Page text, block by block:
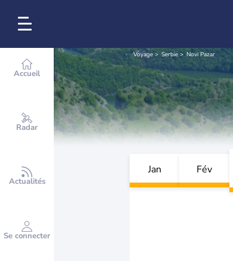
Accueil
Radar
Actualités
Se connecter
Voyage Serbie Novi Pazar
Jan Fév